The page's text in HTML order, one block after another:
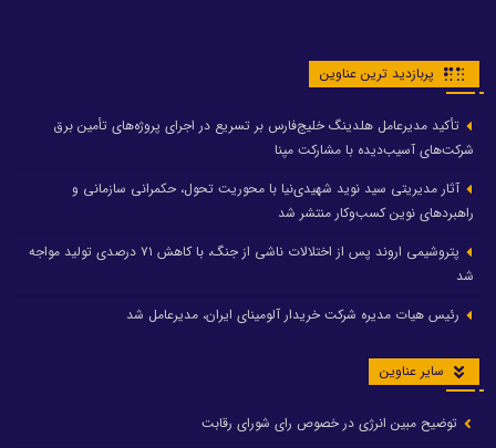
پربازدید ترین عناوین
تأکید مدیرعامل هلدینگ خلیج‌فارس بر تسریع در اجرای پروژه‌های تأمین برق
شرکت‌های آسیب‌دیده با مشارکت مپنا
آثار مدیریتی سید نوید شهیدی‌نیا با محوریت تحول، حکمرانی سازمانی و
راهبردهای نوین کسب‌وکار منتشر شد
پتروشیمی اروند پس از اختلالات ناشی از جنگ، با کاهش ۷۱ درصدی تولید مواجه
شد
رئیس هیات مدیره شرکت خریدار آلومینای ایران، مدیرعامل شد
سایر عناوین
توضیح مبین انرژی در خصوص رای شورای رقابت